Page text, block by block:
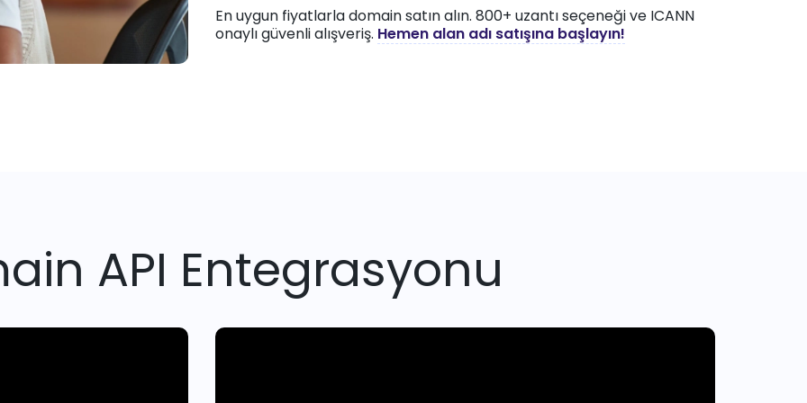
En uygun fiyatlarla domain satın alın. 800+ uzantı seçeneği ve ICANN
onaylı güvenli alışveriş. Hemen alan adı satışına başlayın!
API Entegrasyonu